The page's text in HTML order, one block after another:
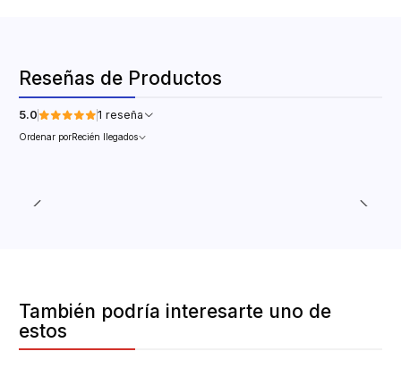
Reseñas de Productos
5.0 1 reseña
Ordenar porRecién llegados
También podría interesarte uno de
estos